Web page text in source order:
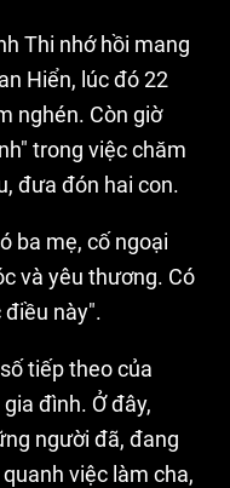
Thi nhớ hồi mang
Hiển, lúc đó 22
nghén. Còn giờ
trong việc chăm
đưa đón hai con.
ba mẹ, cố ngoại
và yêu thương. Có
điều này".
tiếp theo của
đình. Ở đây,
người đã, đang
việc làm cha,